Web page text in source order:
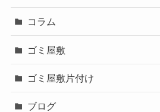
コラム
ゴミ屋敷
ゴミ屋敷片付け
ブログ